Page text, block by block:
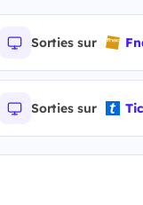
Sorties sur
Sorties sur